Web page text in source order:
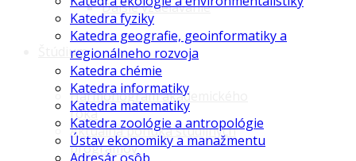
Ďalšie vzdelávanie
Štúdium
Harmonogram akademického
roka
Aktuálna ponuka študijných
programov
Katedra fyziky
Katedra geografie, geoinformatiky a
regionálneho rozvoja
Katedra chémie
Katedra informatiky
Katedra matematiky
Katedra zoológie a antropológie
Ústav ekonomiky a manažmentu